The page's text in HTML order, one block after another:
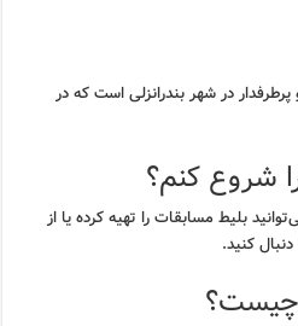
در شهر بندرانزلی است که در
شروع کنم؟
بلیط مسابقات را تهیه کرده یا از
کنید.
چیست؟